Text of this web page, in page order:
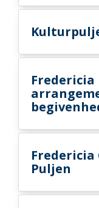
Fredericia
Puljen